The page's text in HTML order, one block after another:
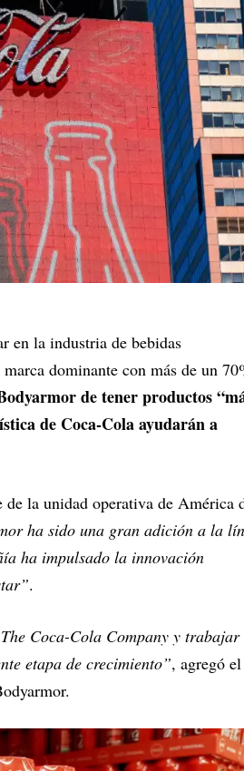
en la industria de bebidas
dominante con más de un
de tener productos
de Coca-Cola ayudarán a
de la unidad operativa de América
ha sido una gran adición a la
ha impulsado la innovación
.
Coca-Cola Company y trabajar
etapa de crecimiento”, agregó el